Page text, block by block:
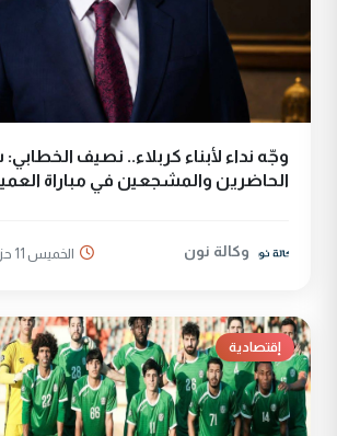
وجّه نداء لأبناء كربلاء.. نصيف
الحاضرين والمشجعين في مباراة
وكالة نون الخميس 11 حزيران 2026
إقتصادية